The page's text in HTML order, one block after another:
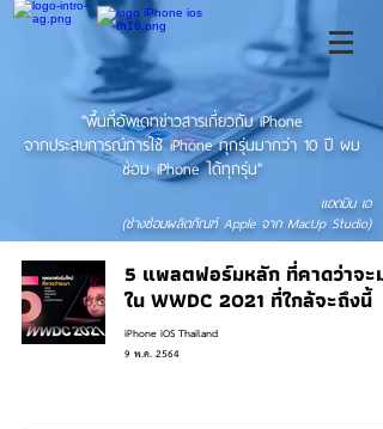
"พื้นที่อัพเดทข่าวสารเกี่ยวกับ iPhone
จากประสบการณ์การใช้ iPhone ทุกรุ่นมากว่า 10 ปี ผม
ซ่อม iPhone ได้ทุกรุ่น"
แอดมิน เอ
(ช่างซ่อมผลิตภัณฑ์ Apple จาก MacUp Studio)
5 แพลตฟอร์มหลัก ที่คาดว่าจะมา
ใน WWDC 2021 ที่ใกล้จะถึงนี้
iPhone iOS Thailand
9 พ.ค. 2564